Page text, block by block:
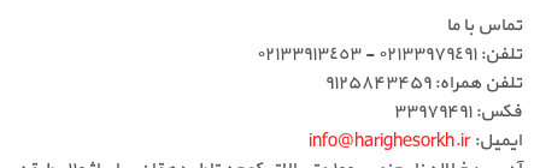
تماس با ما
تلفن: ٠٢١٣٣٩٧٩٤٩١ - ٠٢١٣٣٩١٣٤٥٣
تلفن همراه: ۹۱۲۵۸۴۳۴۵۹
فکس: ۳۳۹۷۹۴۹۱
ایمیل:info@harighesorkh.ir